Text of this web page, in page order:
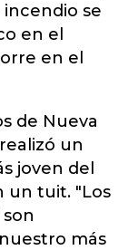
se
en el
en el
de Nueva
un
joven del
un tuit. "Los
más